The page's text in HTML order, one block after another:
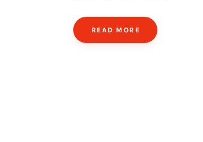
READ MORE